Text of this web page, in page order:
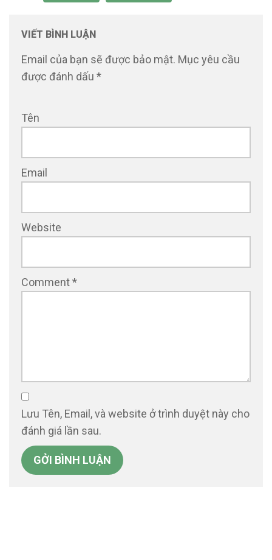
VIẾT BÌNH LUẬN
Email của bạn sẽ được bảo mật. Mục yêu cầu
được đánh dấu *
Tên
Email
Website
Comment*
Lưu Tên, Email, và website ở trình duyệt này cho
đánh giá lần sau.